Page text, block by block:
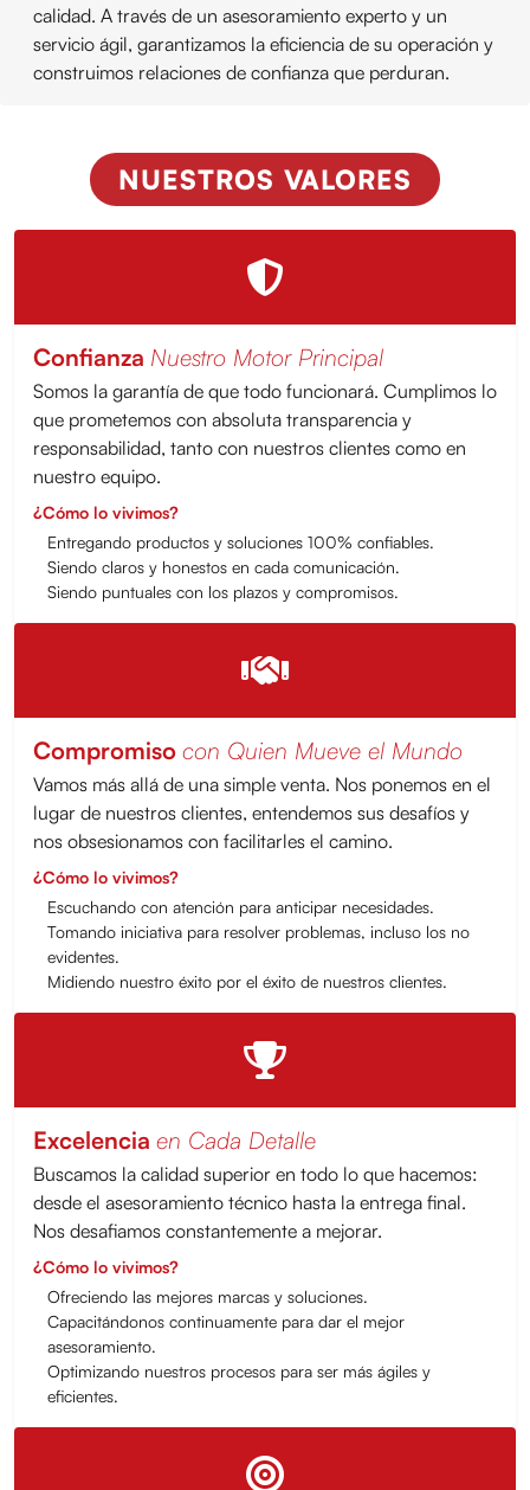
calidad. A través de un asesoramiento experto y un
servicio ágil, garantizamos la eficiencia de su operación y
construimos relaciones de confianza que perduran.
NUESTROS VALORES
Confianza Nuestro Motor Principal
Somos la garantía de que todo funcionará. Cumplimos lo
que prometemos con absoluta transparencia y
responsabilidad, tanto con nuestros clientes como en
nuestro equipo.
¿Cómo lo vivimos?
Entregando productos y soluciones 100% confiables.
Siendo claros y honestos en cada comunicación.
Siendo puntuales con los plazos y compromisos.
Compromiso con Quien Mueve el Mundo
Vamos más allá de una simple venta. Nos ponemos en el
lugar de nuestros clientes, entendemos sus desafíos y
nos obsesionamos con facilitarles el camino.
¿Cómo lo vivimos?
Escuchando con atención para anticipar necesidades.
Tomando iniciativa para resolver problemas, incluso los no
evidentes.
Midiendo nuestro éxito por el éxito de nuestros clientes.
Excelencia en Cada Detalle
Buscamos la calidad superior en todo lo que hacemos:
desde el asesoramiento técnico hasta la entrega final.
Nos desafiamos constantemente a mejorar.
¿Cómo lo vivimos?
Ofreciendo las mejores marcas y soluciones.
Capacitándonos continuamente para dar el mejor
asesoramiento.
Optimizando nuestros procesos para ser más ágiles y
eficientes.